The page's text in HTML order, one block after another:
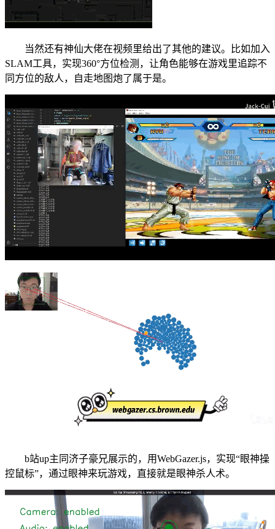
当然还有神仙大佬在视频里给出了其他的建议。比如加入
SLAM工具，实现360°方位检测，让角色能够在游戏里追踪不
同方位的敌人，自走地图炮了属于是。
b站up主同济子豪兄展示的，用WebGazer.js，实现“眼神操
控鼠标”，通过眼神来玩游戏，直接就是眼神杀人术。